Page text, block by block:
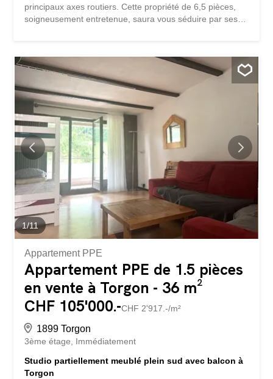
principaux axes routiers. Cette propriété de 6,5 pièces,
soigneusement entretenue, saura vous séduire par ses
elle bénéficie d’améliorations récentes telles que
l’installation de panneaux solaires en 2025 ainsi que le
remplacement des fenêtres en triple vitrage en 2023,
offrant confort, efficacité énergétique et qualité de vie. La
maison propose des espaces lumineux et chaleureux,
notamment grâce à son séjour spacieux agrémenté d’une
cheminée, idéal pour partager de beaux moments en
famille ou entre amis. La cuisine entièrement agencée,
ouverte sur le salon, crée une atmosphère conviviale et
agréable au quotidien. La villa se distribue ainsi : Rez-de-
chaussée Hall...
1/11
Appartement PPE
Appartement PPE de 1.5 pièces
en vente à Torgon - 36 m²
CHF 105'000.-CHF 2'917.-/m²
1899 Torgon
3ème étage
Immédiatement
Studio partiellement meublé plein sud avec balcon à
Torgon